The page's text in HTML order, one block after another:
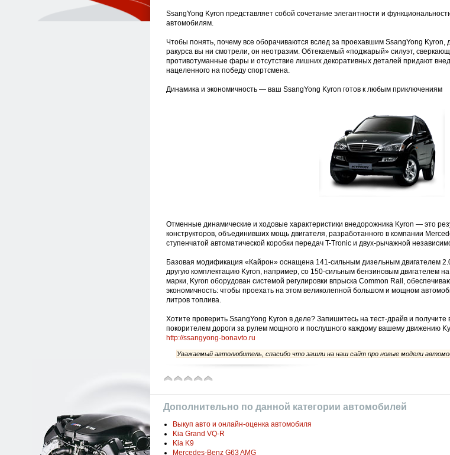
SsangYong Kyron представляет собой сочетание элегантности и
автомобилям.
Чтобы понять, почему все оборачиваются вслед за проехавшим SsangYong Kyron,
ракурса вы ни смотрели, он неотразим. Обтекаемый «поджарый» силуэт,
противотуманные фары и отсутствие лишних декоративных деталей придают
нацеленного на победу спортсмена.
Динамика и экономичность — ваш SsangYong Kyron готов к любым приключениям
Отменные динамические и ходовые характеристики внедорожника Kyron — это
конструкторов, объединивших мощь двигателя, разработанного в компании
ступенчатой автоматической коробки передач T-Tronic и двух-рычажной
Базовая модификация «Кайрон» оснащена 141-сильным дизельным двигателем
другую комплектацию Kyron, например, со 150-сильным бензиновым двигателем
марки, Kyron оборудован системой регулировки впрыска Common Rail,
экономичность: чтобы проехать на этом великолепной большом и мощном
литров топлива.
Хотите проверить SsangYong Kyron в деле? Запишитесь на тест-драйв и получите
покорителем дороги за рулем мощного и послушного каждому вашему движению
http://ssangyong-bonavto.ru
Уважаемый автолюбитель, спасибо что зашли на наш сайт про новые модели
Дополнительно по данной категории автомобилей
Выкуп авто и онлайн-оценка автомобиля
Kia Grand VQ-R
Kia K9
Mercedes-Benz G63 AMG